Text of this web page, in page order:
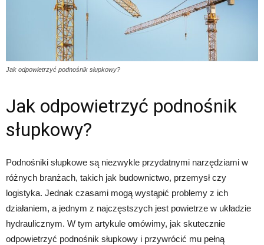
Jak odpowietrzyć podnośnik słupkowy?
Jak odpowietrzyć podnośnik
słupkowy?
Podnośniki słupkowe są niezwykle przydatnymi narzędziami w
różnych branżach, takich jak budownictwo, przemysł czy
logistyka. Jednak czasami mogą wystąpić problemy z ich
działaniem, a jednym z najczęstszych jest powietrze w układzie
hydraulicznym. W tym artykule omówimy, jak skutecznie
odpowietrzyć podnośnik słupkowy i przywrócić mu pełną